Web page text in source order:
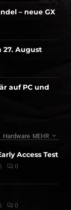
– neue GX
27. August
auf PC und
Hardware MEHR
Access Test
0
0